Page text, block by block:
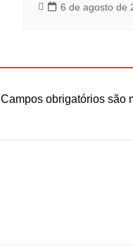
6 de agosto de
Campos obrigatórios são